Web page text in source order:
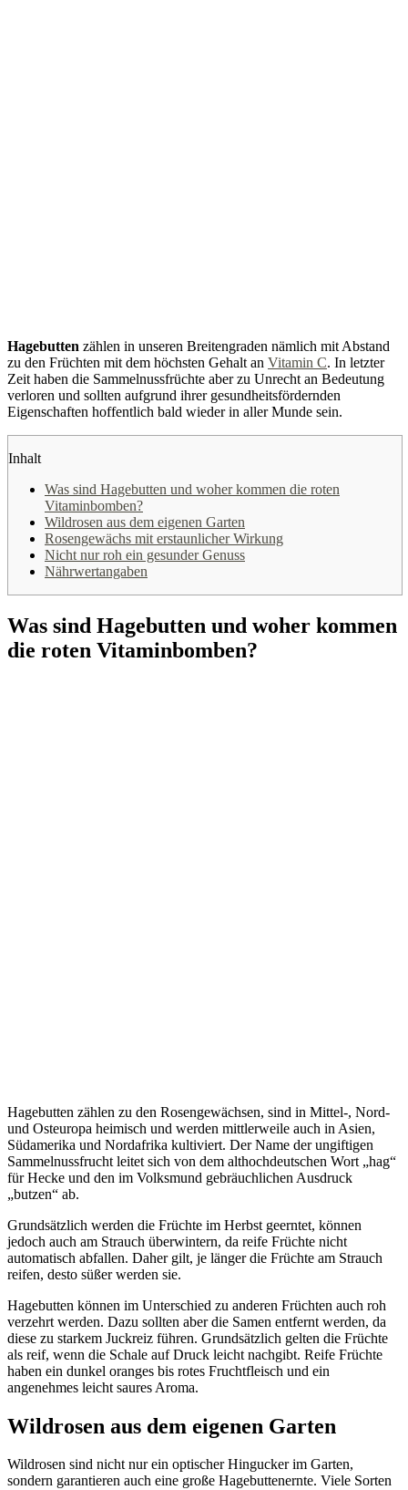
Hagebutten zählen in unseren Breitengraden nämlich mit Abstand
zu den Früchten mit dem höchsten Gehalt an Vitamin C. In letzter
Zeit haben die Sammelnussfrüchte aber zu Unrecht an Bedeutung
verloren und sollten aufgrund ihrer gesundheitsfördernden
Eigenschaften hoffentlich bald wieder in aller Munde sein.
Inhalt
Was sind Hagebutten und woher kommen die roten
Vitaminbomben?
Wildrosen aus dem eigenen Garten
Rosengewächs mit erstaunlicher Wirkung
Nicht nur roh ein gesunder Genuss
Nährwertangaben
Was sind Hagebutten und woher kommen
die roten Vitaminbomben?
Hagebutten zählen zu den Rosengewächsen, sind in Mittel-, Nord-
und Osteuropa heimisch und werden mittlerweile auch in Asien,
Südamerika und Nordafrika kultiviert. Der Name der ungiftigen
Sammelnussfrucht leitet sich von dem althochdeutschen Wort „hag“
für Hecke und den im Volksmund gebräuchlichen Ausdruck
„butzen“ ab.
Grundsätzlich werden die Früchte im Herbst geerntet, können
jedoch auch am Strauch überwintern, da reife Früchte nicht
automatisch abfallen. Daher gilt, je länger die Früchte am Strauch
reifen, desto süßer werden sie.
Hagebutten können im Unterschied zu anderen Früchten auch roh
verzehrt werden. Dazu sollten aber die Samen entfernt werden, da
diese zu starkem Juckreiz führen. Grundsätzlich gelten die Früchte
als reif, wenn die Schale auf Druck leicht nachgibt. Reife Früchte
haben ein dunkel oranges bis rotes Fruchtfleisch und ein
angenehmes leicht saures Aroma.
Wildrosen aus dem eigenen Garten
Wildrosen sind nicht nur ein optischer Hingucker im Garten,
sondern garantieren auch eine große Hagebuttenernte. Viele Sorten